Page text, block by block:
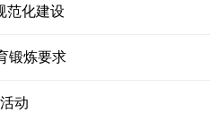
范化建设
锻炼要求
动